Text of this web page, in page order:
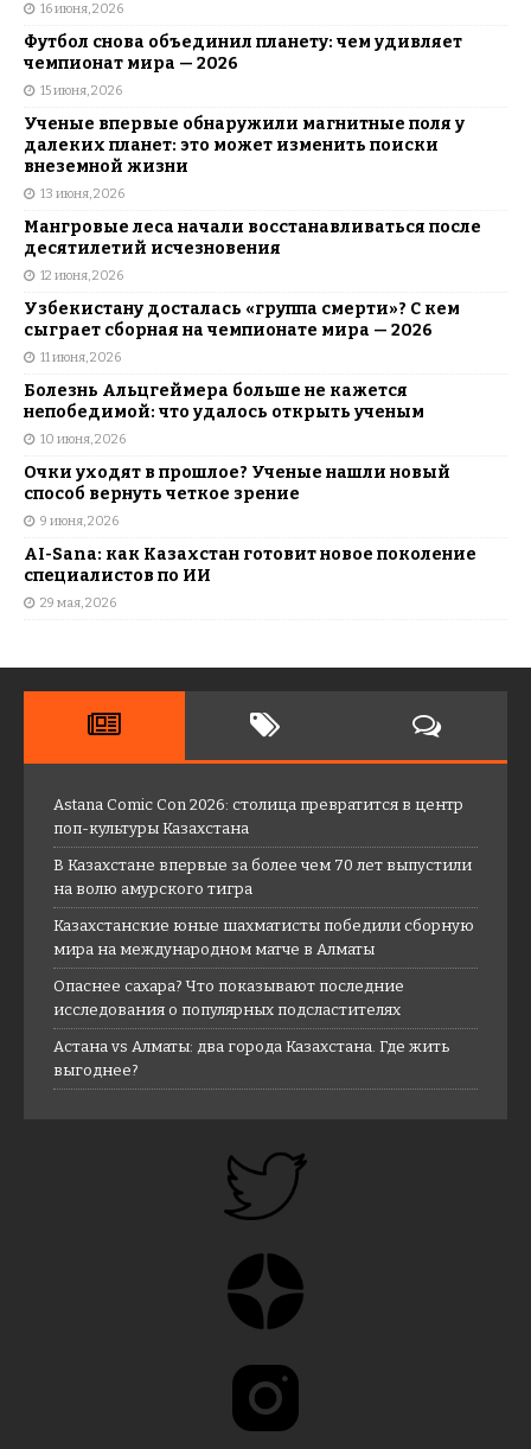
16 июня, 2026
Футбол снова объединил планету: чем удивляет
чемпионат мира — 2026
15 июня, 2026
Ученые впервые обнаружили магнитные поля у
далеких планет: это может изменить поиски
внеземной жизни
13 июня, 2026
Мангровые леса начали восстанавливаться после
десятилетий исчезновения
12 июня, 2026
Узбекистану досталась «группа смерти»? С кем
сыграет сборная на чемпионате мира — 2026
11 июня, 2026
Болезнь Альцгеймера больше не кажется
непобедимой: что удалось открыть ученым
10 июня, 2026
Очки уходят в прошлое? Ученые нашли новый
способ вернуть четкое зрение
9 июня, 2026
AI-Sana: как Казахстан готовит новое поколение
специалистов по ИИ
29 мая, 2026
Astana Comic Con 2026: столица превратится в центр
поп-культуры Казахстана
В Казахстане впервые за более чем 70 лет выпустили
на волю амурского тигра
Казахстанские юные шахматисты победили сборную
мира на международном матче в Алматы
Опаснее сахара? Что показывают последние
исследования о популярных подсластителях
Астана vs Алматы: два города Казахстана. Где жить
выгоднее?